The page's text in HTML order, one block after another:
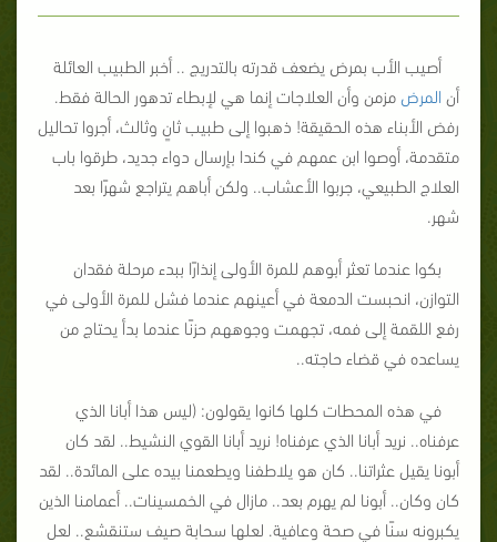
أصيب الأب بمرض يضعف قدرته بالتدريج .. أخبر الطبيب العائلة
أن المرض مزمن وأن العلاجات إنما هي لإبطاء تدهور الحالة فقط.
رفض الأبناء هذه الحقيقة! ذهبوا إلى طبيب ثانٍ وثالث، أجروا تحاليل
متقدمة، أوصوا ابن عمهم في كندا بإرسال دواء جديد، طرقوا باب
العلاج الطبيعي، جربوا الأعشاب.. ولكن أباهم يتراجع شهرًا بعد
شهر.
بكوا عندما تعثر أبوهم للمرة الأولى إنذارًا ببدء مرحلة فقدان
التوازن، انحبست الدمعة في أعينهم عندما فشل للمرة الأولى في
رفع اللقمة إلى فمه، تجهمت وجوههم حزنًا عندما بدأ يحتاج من
يساعده في قضاء حاجته..
في هذه المحطات كلها كانوا يقولون: (ليس هذا أبانا الذي
عرفناه.. نريد أبانا الذي عرفناه! نريد أبانا القوي النشيط.. لقد كان
أبونا يقيل عثراتنا.. كان هو يلاطفنا ويطعمنا بيده على المائدة.. لقد
كان وكان.. أبونا لم يهرم بعد.. مازال في الخمسينات.. أعمامنا الذين
يكبرونه سنًا في صحة وعافية. لعلها سحابة صيف ستنقشع.. لعل